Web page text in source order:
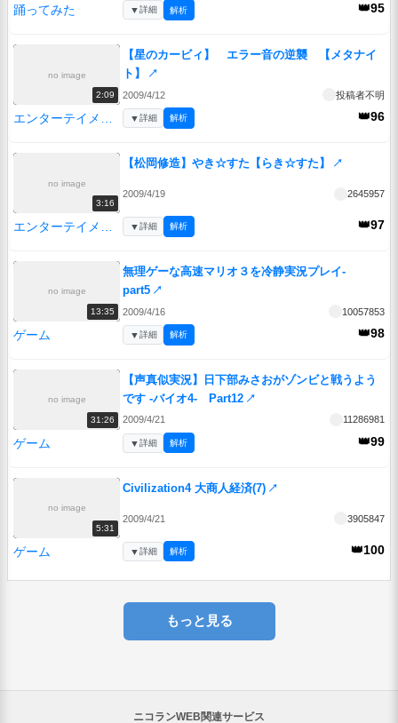
踊ってみた 👑95
▼詳細 解析
no image
2:09
【星のカービィ】 エラー音の逆襲 【メタナイ
ト】
↗
2009/4/12 投稿者不明
エンターテイメント 👑96
▼詳細 解析
no image
3:16
【松岡修造】やき☆すた【らき☆すた】 ↗
2009/4/19 2645957
👑97
▼詳細 解析
no image
13:35
無理ゲーな高速マリオ３を冷静実況プレイ-
part5 ↗
2009/4/16 10057853
ゲーム 👑98
▼詳細 解析
no image
31:26
【声真似実況】日下部みさおがゾンビと戦うよう
です -バイオ4- Part12 ↗
2009/4/21 11286981
ゲーム 👑99
▼詳細 解析
no image
5:31
Civilization4 大商人経済(7) ↗
2009/4/21 3905847
ゲーム 👑100
▼詳細 解析
もっと見る
ニコランWEB関連サービス